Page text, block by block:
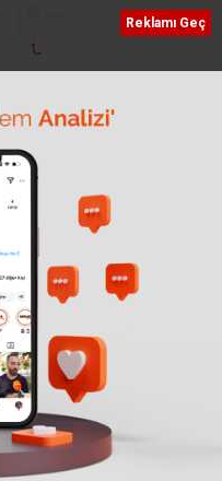
ARAYA
Başkanı
ilkesiyle kenti
Mersin
Reklamı Geç